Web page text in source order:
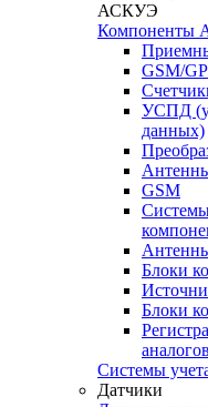
АСКУЭ
Компоненты
GSM/
УСПД
данных)
GSM
Системы
Блоки
Блоки
Системы
Датчики